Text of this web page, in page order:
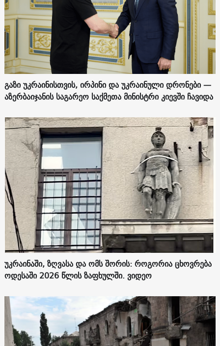
გაზი უკრაინისთვის, ირპინი და უკრაინული დრონები —
აზერბაიჯანის საგარეო საქმეთა მინისტრი კიევში ჩავიდა
უკრაინაში, ზღვასა და ომს შორის: როგორია ცხოვრება
ოდესაში 2026 წლის ზაფხულში. ვიდეო